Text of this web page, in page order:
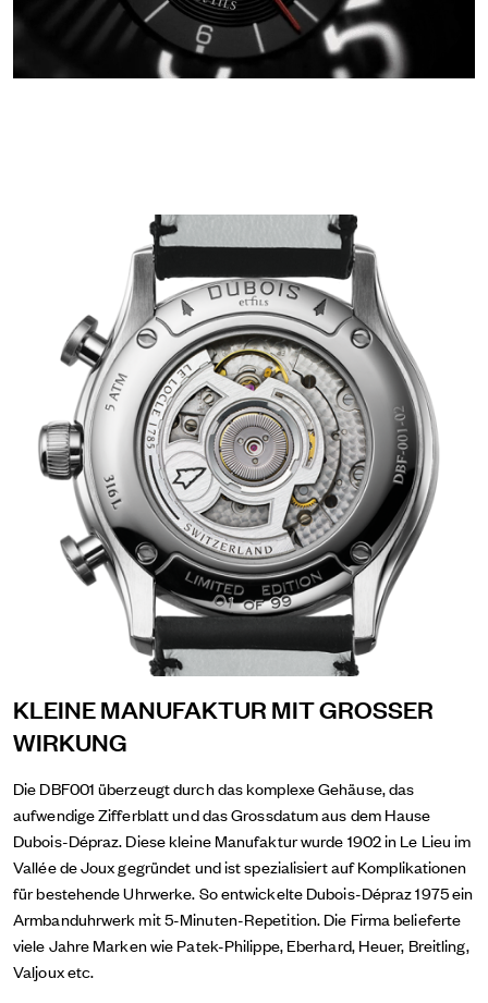
KLEINE MANUFAKTUR MIT GROSSER
WIRKUNG
Die DBF001 überzeugt durch das komplexe Gehäuse, das
aufwendige Zifferblatt und das Grossdatum aus dem Hause
Dubois-Dépraz. Diese kleine Manufaktur wurde 1902 in Le Lieu im
Vallée de Joux gegründet und ist spezialisiert auf Komplikationen
für bestehende Uhrwerke. So entwickelte Dubois-Dépraz 1975 ein
Armbanduhrwerk mit 5-Minuten-Repetition. Die Firma belieferte
viele Jahre Marken wie Patek-Philippe, Eberhard, Heuer, Breitling,
Valjoux etc.